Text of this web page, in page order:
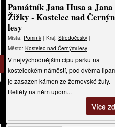
Památník Jana Husa a Jana
Žižky - Kostelec nad
lesy
Místa: Pomník | Kraj: Středočeský |
Město: Kostelec nad Černými lesy
V nejvýchodnějším cípu parku na
kosteleckém náměstí, pod dvěma
je zasazen kámen ze žernovské žuly.
Reliéfy na něm upom...
Více